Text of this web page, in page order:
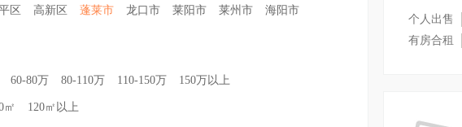
区 高新区 蓬莱市 龙口市 莱阳市 莱州市
海阳市
60-80万 80-110万 110-150万 150万以上
㎡ 120㎡以上
个人出售
有房合租